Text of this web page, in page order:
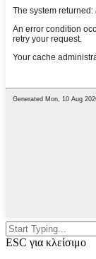
ESC για κλείσιμο